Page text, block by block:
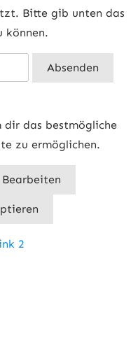
Bitte gib unten das
können.
dir das bestmögliche
zu ermöglichen.
Bearbeiten
2